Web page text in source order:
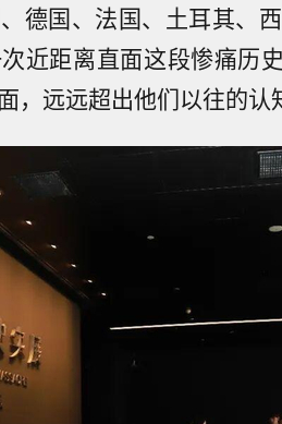
德国、法国、土耳其、
近距离直面这段惨痛历
，远远超出他们以往的认